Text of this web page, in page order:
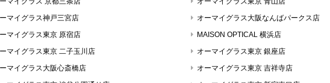
マイグラス神戸三宮店
オーマイグラス大阪なんばパークス店
マイグラス東京 原宿店
MAISON OPTICAL 横浜店
マイグラス東京 二子玉川店
オーマイグラス東京 銀座店
マイグラス大阪心斎橋店
オーマイグラス東京 吉祥寺店